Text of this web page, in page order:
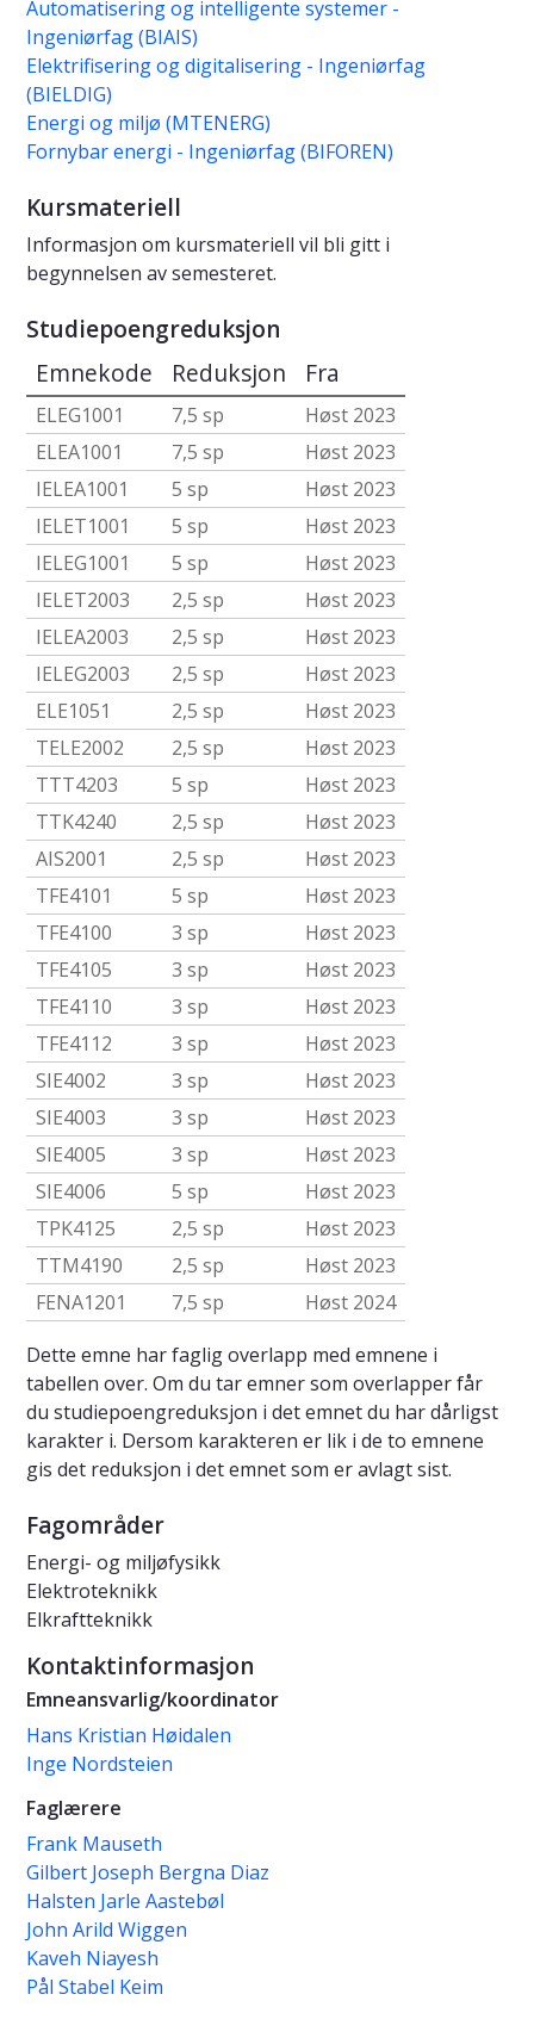
Automatisering og intelligente systemer -
Ingeniørfag (BIAIS)
Elektrifisering og digitalisering - Ingeniørfag
(BIELDIG)
Energi og miljø (MTENERG)
Fornybar energi - Ingeniørfag (BIFOREN)
Kursmateriell
Informasjon om kursmateriell vil bli gitt i
begynnelsen av semesteret.
Studiepoengreduksjon
Emnekode Reduksjon Fra
ELEG1001 7,5 sp
Høst 2023
ELEA1001
7,5 sp
Høst 2023
IELEA1001
5 sp
Høst 2023
IELET1001
5 sp
Høst 2023
IELEG1001
5 sp
Høst 2023
IELET2003
2,5 sp
Høst 2023
IELEA2003
2,5 sp
Høst 2023
IELEG2003
2,5 sp
Høst 2023
ELE1051
2,5 sp
Høst 2023
TELE2002
2,5 sp
Høst 2023
TTT4203
5 sp
Høst 2023
TTK4240
2,5 sp
Høst 2023
AIS2001
2,5 sp
Høst 2023
TFE4101
5 sp
Høst 2023
TFE4100
3 sp
Høst 2023
TFE4105
3 sp
Høst 2023
TFE4110
3 sp
Høst 2023
TFE4112
3 sp
Høst 2023
SIE4002
3 sp
Høst 2023
SIE4003
3 sp
Høst 2023
SIE4005
3 sp
Høst 2023
SIE4006
5 sp
Høst 2023
TPK4125
2,5 sp
Høst 2023
TTM4190
2,5 sp
Høst 2023
FENA1201
7,5 sp
Høst 2024
Dette emne har faglig overlapp med emnene i
tabellen over. Om du tar emner som overlapper får
du studiepoengreduksjon i det emnet du har dårligst
karakter i. Dersom karakteren er lik i de to emnene
gis det reduksjon i det emnet som er avlagt sist.
Fagområder
Energi- og miljøfysikk
Elektroteknikk
Elkraftteknikk
Kontaktinformasjon
Emneansvarlig/koordinator
Hans Kristian Høidalen
Inge Nordsteien
Faglærere
Frank Mauseth
Gilbert Joseph Bergna Diaz
Halsten Jarle Aastebøl
John Arild Wiggen
Kaveh Niayesh
Pål Stabel Keim